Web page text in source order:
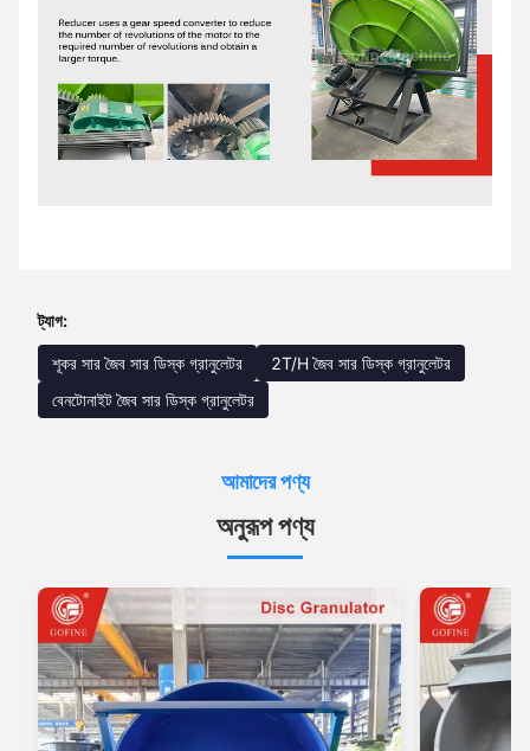
ট্যাগ:
শূকর সার জৈব সার ডিস্ক গ্রানুলেটর
2T/H জৈব সার ডিস্ক গ্রানুলেটর
বেনটোনাইট জৈব সার ডিস্ক গ্রানুলেটর
আমাদের পণ্য
অনুরূপ পণ্য